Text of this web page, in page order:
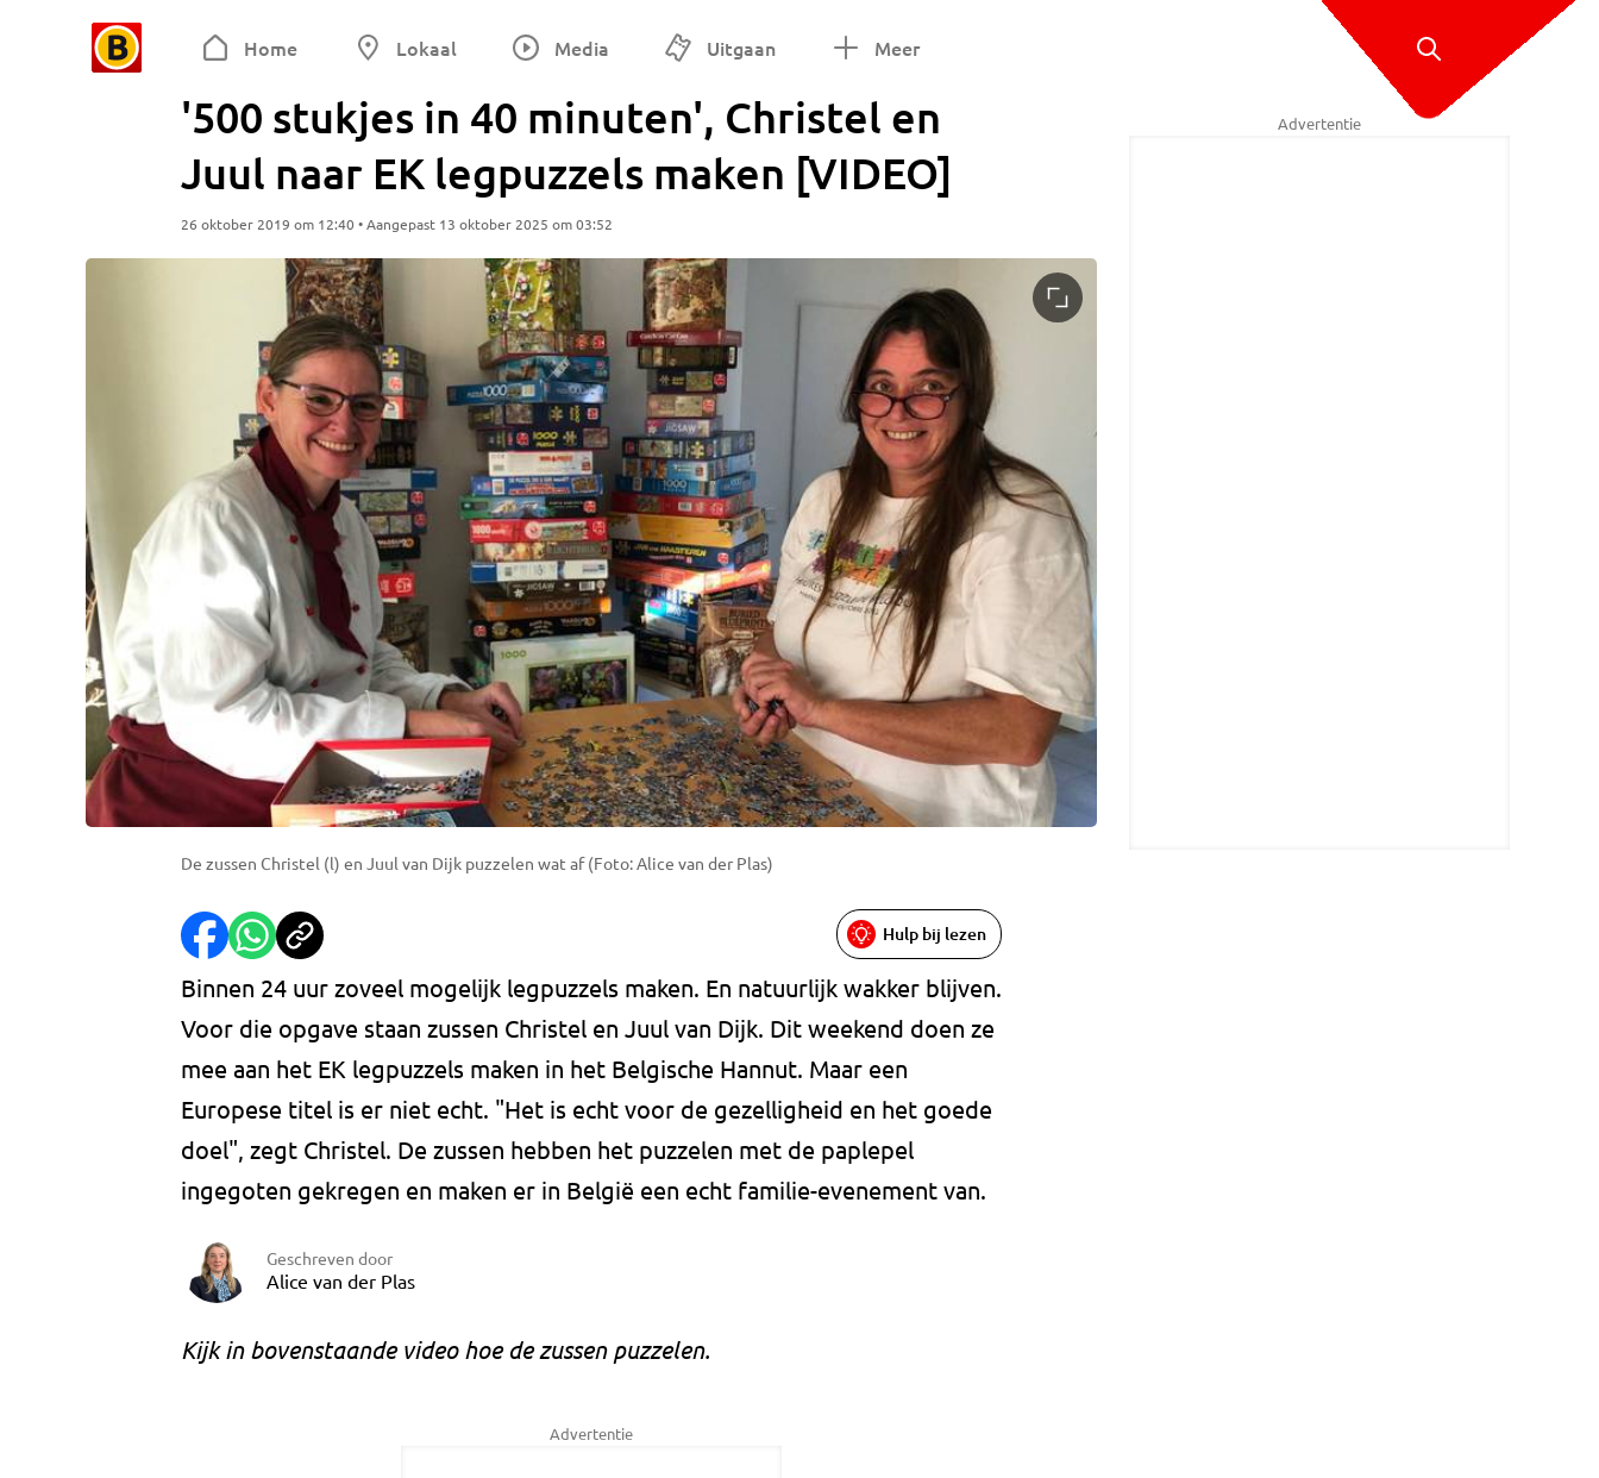
Home Lokaal Media Uitgaan Meer
'500 stukjes in 40 minuten', Christel en
Juul naar EK legpuzzels maken [VIDEO]
26 oktober 2019 om 12:40 • Aangepast 13 oktober 2025 om 03:52
De zussen Christel (l) en Juul van Dijk puzzelen wat af (Foto: Alice van der Plas)
Hulp bij lezen
Binnen 24 uur zoveel mogelijk legpuzzels maken. En natuurlijk wakker blijven.
Voor die opgave staan zussen Christel en Juul van Dijk. Dit weekend doen ze
mee aan het EK legpuzzels maken in het Belgische Hannut. Maar een
Europese titel is er niet echt. "Het is echt voor de gezelligheid en het goede
doel", zegt Christel. De zussen hebben het puzzelen met de paplepel
ingegoten gekregen en maken er in België een echt familie-evenement van.
Geschreven door
Alice van der Plas
Kijk in bovenstaande video hoe de zussen puzzelen.
Advertentie
Advertentie